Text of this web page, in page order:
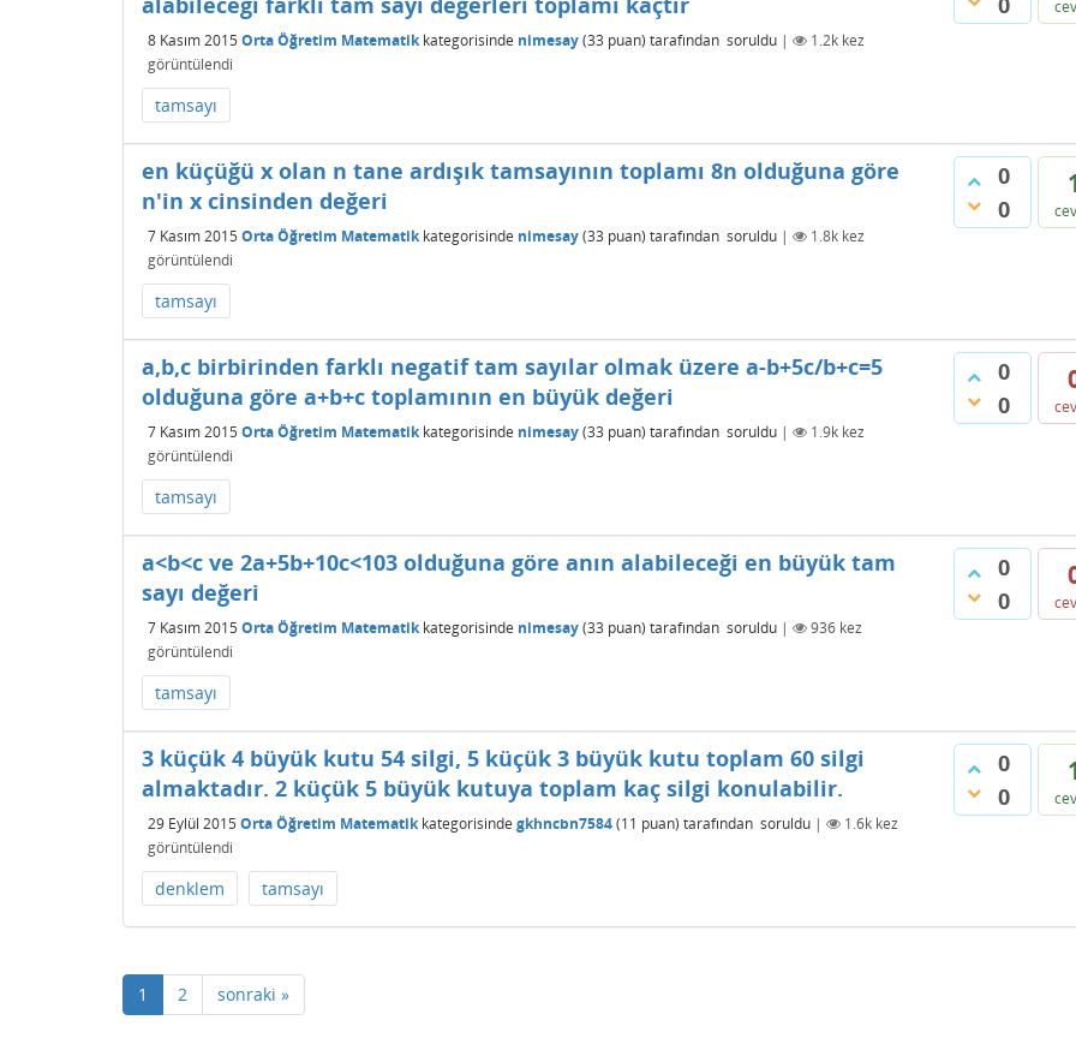
8 Kasım 2015 Orta Öğretim Matematikkategorisinde nimesay(33 puan) tarafından soruldu | 1.2k kez
görüntülendi
tamsayı
0
0
en küçüğü x olan n tane ardışık tamsayının toplamı 8n olduğuna göre
n'in x cinsinden değeri
7 Kasım 2015 Orta Öğretim Matematikkategorisinde nimesay(33 puan) tarafından soruldu | 1.8k kez
görüntülendi
tamsayı
0
0
a,b,c birbirinden farklı negatif tam sayılar olmak üzere a-b+5c/b+c=5
olduğuna göre a+b+c toplamının en büyük değeri
7 Kasım 2015 Orta Öğretim Matematikkategorisinde nimesay(33 puan) tarafından soruldu | 1.9k kez
görüntülendi
tamsayı
0
0
a<b<c ve 2a+5b+10c<103 olduğuna göre anın alabileceği en büyük tam
sayı değeri
7 Kasım 2015 Orta Öğretim Matematikkategorisinde nimesay(33 puan) tarafından soruldu | 936 kez
görüntülendi
tamsayı
0
0
3 küçük 4 büyük kutu 54 silgi, 5 küçük 3 büyük kutu toplam 60 silgi
almaktadır. 2 küçük 5 büyük kutuya toplam kaç silgi konulabilir.
29 Eylül 2015 Orta Öğretim Matematikkategorisinde gkhncbn7584(11 puan) tarafından soruldu | 1.6k kez
görüntülendi
denklem tamsayı
1 2 sonraki »